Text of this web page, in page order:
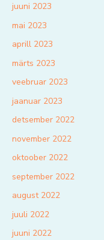
juuni 2023
mai 2023
aprill 2023
märts 2023
veebruar 2023
jaanuar 2023
detsember 2022
november 2022
oktoober 2022
september 2022
august 2022
juuli 2022
juuni 2022